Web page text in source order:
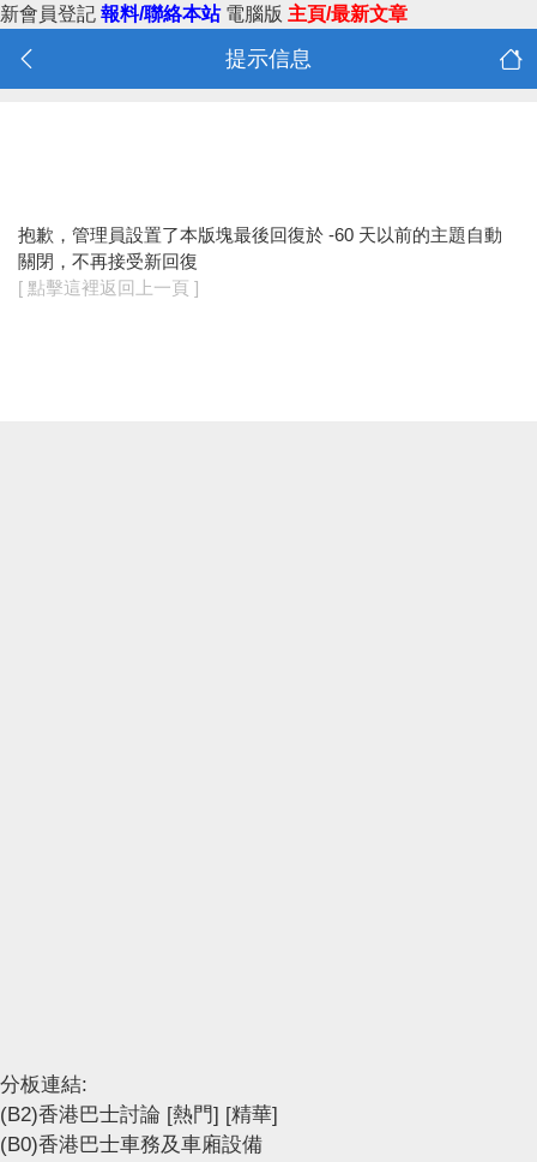
新會員登記 報料/聯絡本站 電腦版 主頁/最新文章
提示信息
抱歉，管理員設置了本版塊最後回復於 -60 天以前的主題自動
關閉，不再接受新回復
[ 點擊這裡返回上一頁 ]
分板連結:
(B2)香港巴士討論 [熱門] [精華]
(B0)香港巴士車務及車廂設備